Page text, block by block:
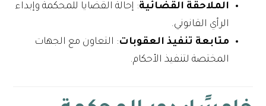
الملاحقة القضائية: إحالة القضايا للمحكمة وإبداء
الرأي القانوني.
متابعة تنفيذ العقوبات: التعاون مع الجهات
المختصة لتنفيذ الأحكام.